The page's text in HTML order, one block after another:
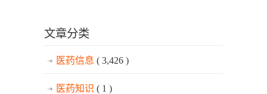
文章分类
医药信息 ( 3,426 )
医药知识 ( 1 )